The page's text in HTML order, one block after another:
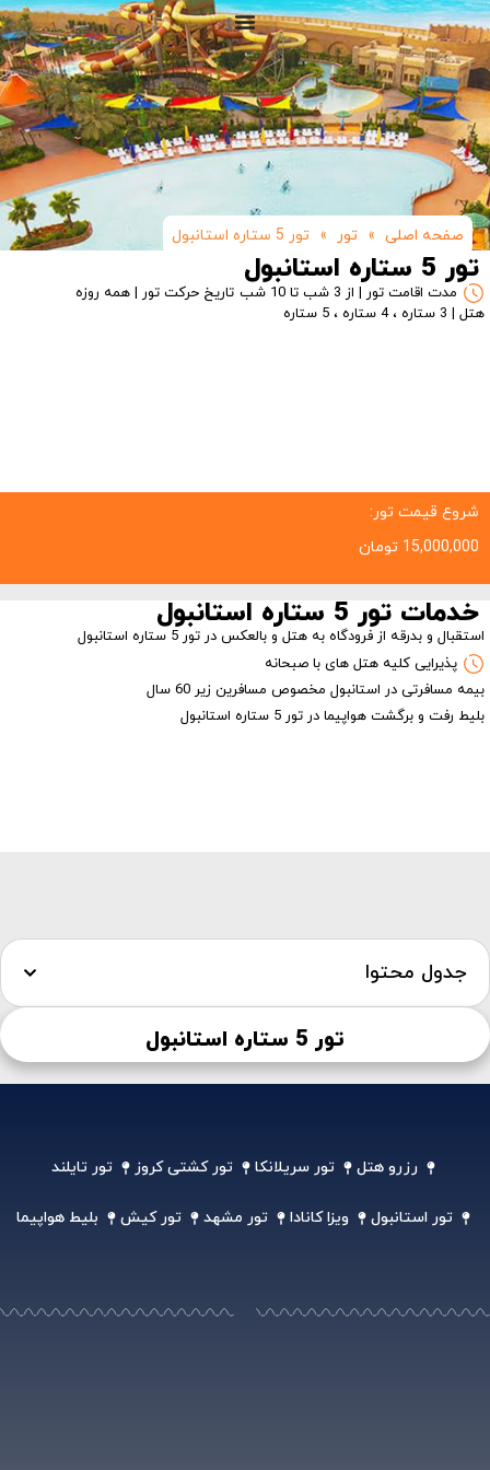
صفحه اصلی » تور » تور 5 ستاره استانبول
تور 5 ستاره استانبول
مدت اقامت تور | از 3 شب تا 10 شب
تاریخ حرکت تور | همه روزه
هتل | 3 ستاره ، 4 ستاره ، 5 ستاره
شروع قیمت تور:
15,000,000 تومان
خدمات تور 5 ستاره استانبول
استقبال و بدرقه از فرودگاه به هتل و بالعکس در تور 5 ستاره استانبول
پذیرایی کلیه هتل های با صبحانه
بیمه مسافرتی در استانبول مخصوص مسافرین زیر 60 سال
بلیط رفت و برگشت هواپیما در تور 5 ستاره استانبول
جدول محتوا
تور 5 ستاره استانبول
رزرو هتل تور سریلانکا تور کشتی کروز تور تایلند
تور استانبول ویزا کانادا تور مشهد تور کیش بلیط هواپیما